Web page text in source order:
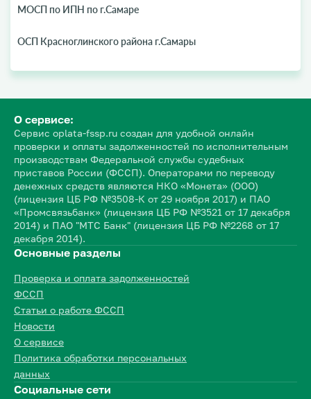
МОСП по ИПН по г.Самаре
ОСП Красноглинского района г.Самары
О сервисе:
Сервис oplata-fssp.ru создан для удобной онлайн
проверки и оплаты задолженностей по исполнительным
производствам Федеральной службы судебных
приставов России (ФССП). Операторами по переводу
денежных средств являются НКО «Монета» (ООО)
(лицензия ЦБ РФ №3508-К от 29 ноября 2017) и ПАО
«Промсвязьбанк» (лицензия ЦБ РФ №3521 от 17 декабря
2014) и ПАО "МТС Банк" (лицензия ЦБ РФ №2268 от 17
декабря 2014).
Основные разделы
Проверка и оплата задолженностей
ФССП
Статьи о работе ФССП
Новости
О сервисе
Политика обработки персональных
данных
Социальные сети